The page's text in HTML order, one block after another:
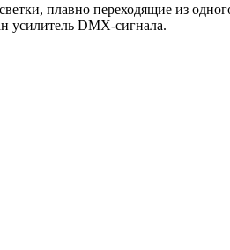
плавно переходящие из
усилитель DMX-сигнала.